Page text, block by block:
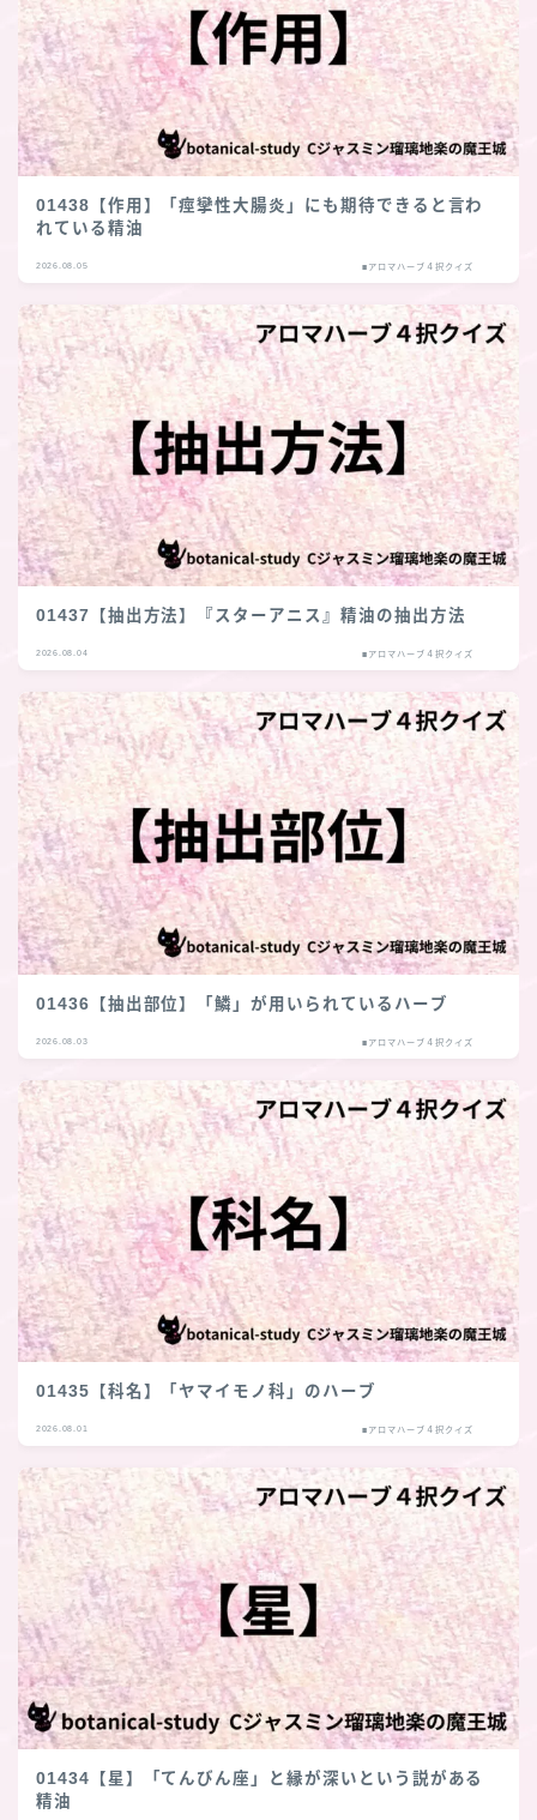
01438【作用】「痙攣性大腸炎」にも期待できると言わ
れている精油
2026.08.05 ■アロマハーブ４択クイズ
01437【抽出方法】『スターアニス』精油の抽出方法
2026.08.04 ■アロマハーブ４択クイズ
01436【抽出部位】「鱗」が用いられているハーブ
2026.08.03 ■アロマハーブ４択クイズ
01435【科名】「ヤマイモノ科」のハーブ
2026.08.01 ■アロマハーブ４択クイズ
01434【星】「てんびん座」と縁が深いという説がある
精油